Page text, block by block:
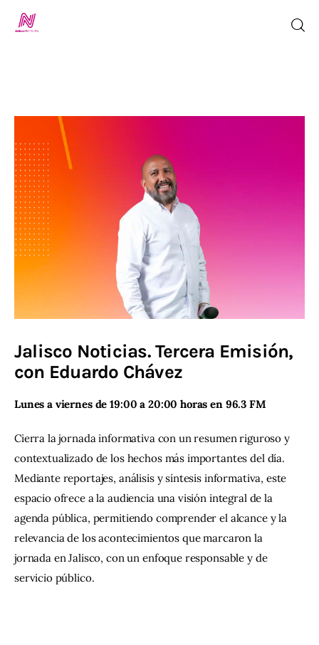
TV en Vivo
Jalisco Noticias
Programación
Jalisco TV
Jalisco RADIO / En Vivo
Nosotros
Contacto
Jalisco Noticias. Tercera Emisión,
con Eduardo Chávez
Lunes a viernes de 19:00 a 20:00 horas en 96.3 FM
Cierra la jornada informativa con un resumen riguroso y
contextualizado de los hechos más importantes del día.
Mediante reportajes, análisis y síntesis informativa, este
espacio ofrece a la audiencia una visión integral de la
agenda pública, permitiendo comprender el alcance y la
relevancia de los acontecimientos que marcaron la
jornada en Jalisco, con un enfoque responsable y de
servicio público.